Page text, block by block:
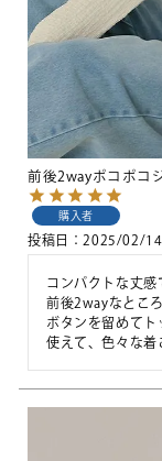
前後2wayポコポコ
購入者
投稿日 2025/02/14
コンパクトな丈感
前後2wayなとこ
ボタンを留めてト
使えて、色々な着